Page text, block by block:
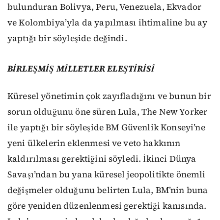
bulunduran Bolivya, Peru, Venezuela, Ekvador
ve Kolombiya’yla da yapılması ihtimaline bu ay
yaptığı bir söyleşide değindi.
BİRLEŞMİŞ MİLLETLER ELEŞTİRİSİ
Küresel yönetimin çok zayıfladığını ve bunun bir
sorun olduğunu öne süren Lula, The New Yorker
ile yaptığı bir söyleşide BM Güvenlik Konseyi’ne
yeni ülkelerin eklenmesi ve veto hakkının
kaldırılması gerektiğini söyledi. İkinci Dünya
Savaşı’ndan bu yana küresel jeopolitikte önemli
değişmeler olduğunu belirten Lula, BM’nin buna
göre yeniden düzenlenmesi gerektiği kanısında.